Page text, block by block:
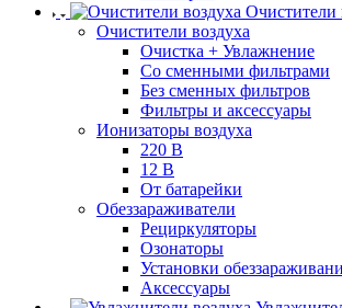
Очистители
Очистители воздуха
Очистка + Увлажнение
Cо сменными фильтрами
Без сменных фильтров
Фильтры и аксессуары
Ионизаторы воздуха
220 В
12 В
От батарейки
Обеззараживатели
Рециркуляторы
Озонаторы
Установки
Аксессуары